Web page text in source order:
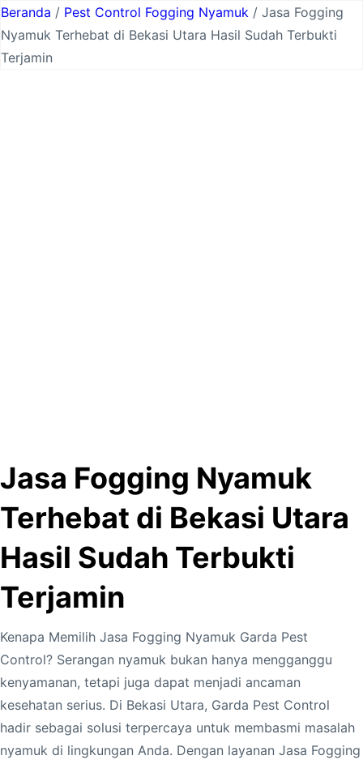
Lewati
ke
konten
Beranda / Pest Control Fogging Nyamuk / Jasa Fogging
Nyamuk Terhebat di Bekasi Utara Hasil Sudah Terbukti
Terjamin
Jasa Fogging Nyamuk
Terhebat di Bekasi Utara
Hasil Sudah Terbukti
Terjamin
Kenapa Memilih Jasa Fogging Nyamuk Garda Pest
Control? Serangan nyamuk bukan hanya mengganggu
kenyamanan, tetapi juga dapat menjadi ancaman
kesehatan serius. Di Bekasi Utara, Garda Pest Control
hadir sebagai solusi terpercaya untuk membasmi masalah
nyamuk di lingkungan Anda. Dengan layanan Jasa Fogging